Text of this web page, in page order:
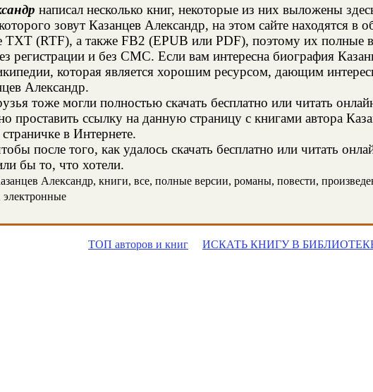
написал несколько книг, некоторые из них выложены
зовут Казанцев Александр, на этом сайте находятся в
TXT (RTF), а также FB2 (EPUB или PDF), поэтому их полные
регистрации и без СМС. Если вам интересна биография
которая является хорошим ресурсом, дающим
Александр.
тоже могли полностью скачать бесплатно или читать
проставить ссылку на данную страницу с книгами автора
в Интернете.
после того, как удалось скачать бесплатно или читать
бы то, что хотели.
Александр, книги, все, полные версии, романы, повести,
электронные
ТОП авторов и книг ИСКАТЬ КНИГУ В